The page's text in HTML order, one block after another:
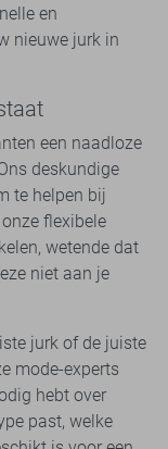
en
nieuwe jurk in
een naadloze
deskundige
te helpen bij
flexibele
wetende dat
niet aan je
jurk of de juiste
mode-experts
hebt over
past, welke